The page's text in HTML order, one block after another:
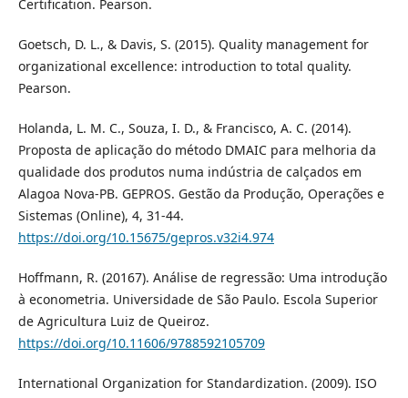
Certification. Pearson.
Goetsch, D. L., & Davis, S. (2015). Quality management for
organizational excellence: introduction to total quality.
Pearson.
Holanda, L. M. C., Souza, I. D., & Francisco, A. C. (2014).
Proposta de aplicação do método DMAIC para melhoria da
qualidade dos produtos numa indústria de calçados em
Alagoa Nova-PB. GEPROS. Gestão da Produção, Operações e
Sistemas (Online), 4, 31-44.
https://doi.org/10.15675/gepros.v32i4.974
Hoffmann, R. (20167). Análise de regressão: Uma introdução
à econometria. Universidade de São Paulo. Escola Superior
de Agricultura Luiz de Queiroz.
https://doi.org/10.11606/9788592105709
International Organization for Standardization. (2009). ISO